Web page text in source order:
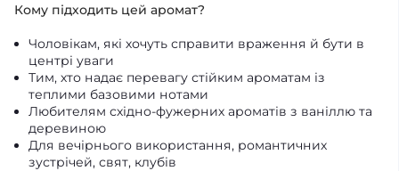
Кому підходить цей аромат?
Чоловікам, які хочуть справити враження й бути в
центрі уваги
Тим, хто надає перевагу стійким ароматам із
теплими базовими нотами
Любителям східно-фужерних ароматів з ваніллю та
деревиною
Для вечірнього використання, романтичних
зустрічей, свят, клубів